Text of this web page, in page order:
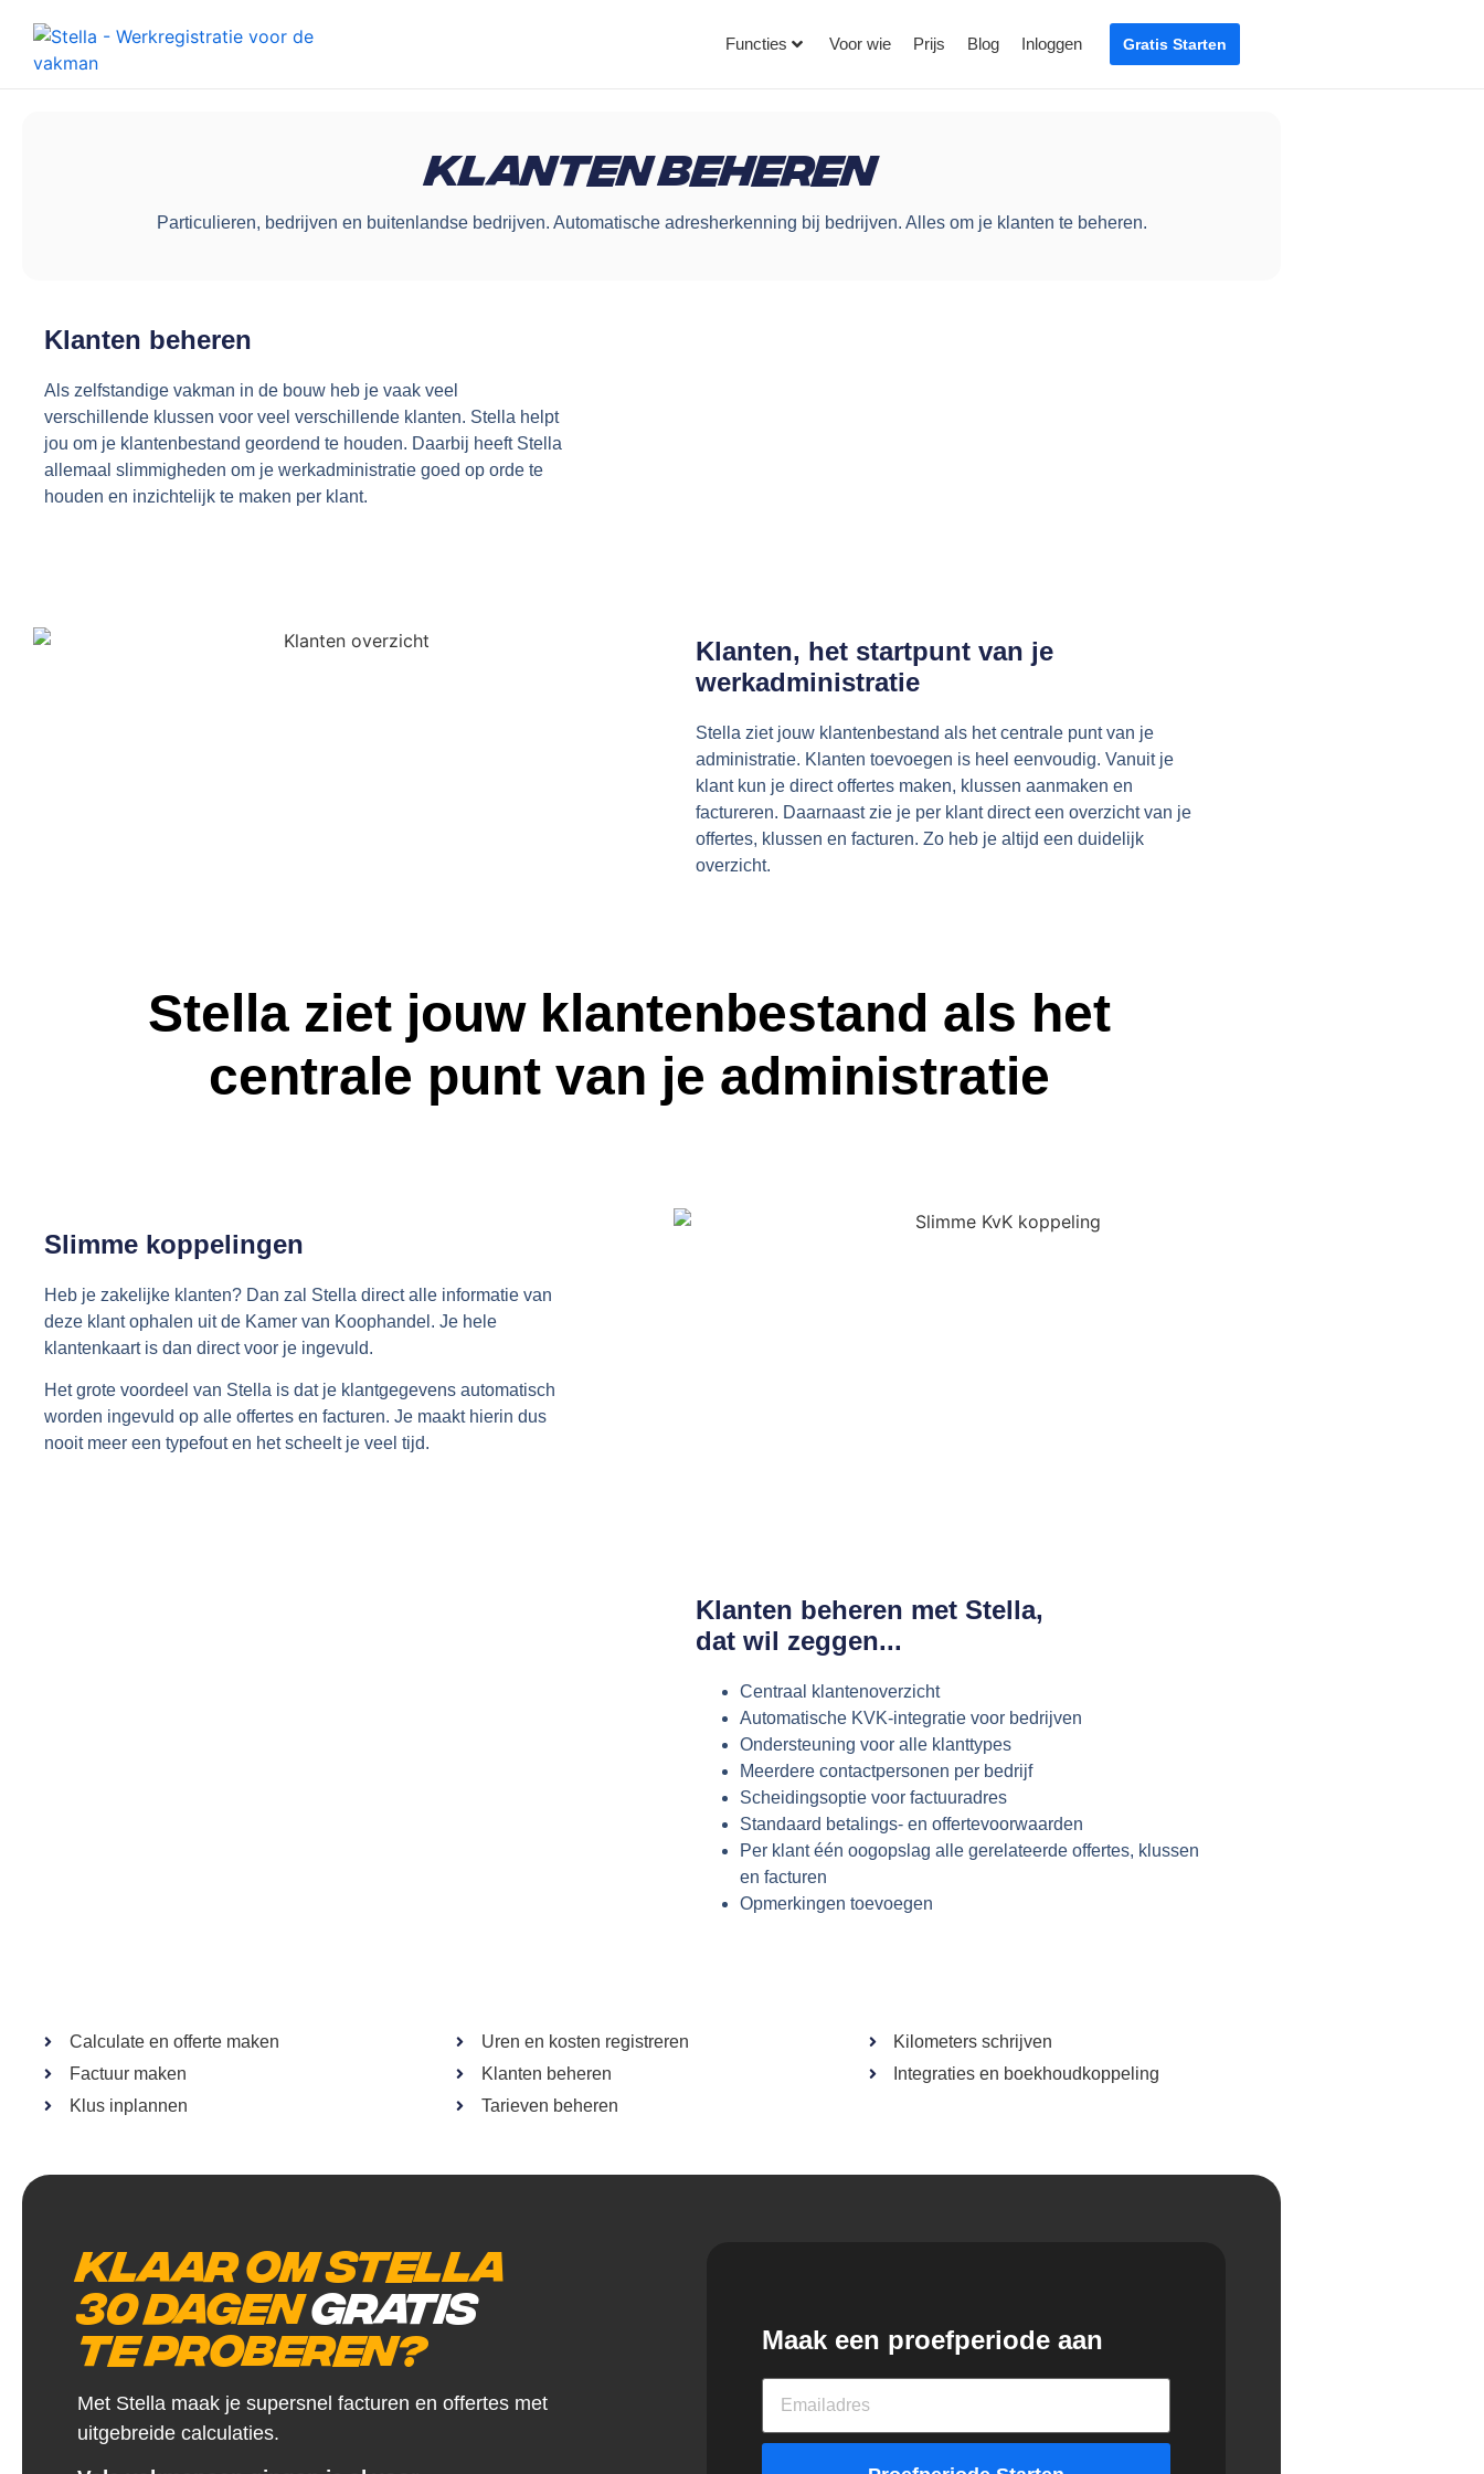
Functies Voor wie Prijs Blog Inloggen Gratis Starten
Klanten beheren
Particulieren, bedrijven en buitenlandse bedrijven. Automatische adresherkenning bij bedrijven. Alles om je klanten te beheren.
Klanten beheren
Als zelfstandige vakman in de bouw heb je vaak veel
verschillende klussen voor veel verschillende klanten. Stella helpt
jou om je klantenbestand geordend te houden. Daarbij heeft Stella
allemaal slimmigheden om je werkadministratie goed op orde te
houden en inzichtelijk te maken per klant.
Klanten, het startpunt van je
werkadministratie
Stella ziet jouw klantenbestand als het centrale punt van je
administratie. Klanten toevoegen is heel eenvoudig. Vanuit je
klant kun je direct offertes maken, klussen aanmaken en
factureren. Daarnaast zie je per klant direct een overzicht van je
offertes, klussen en facturen. Zo heb je altijd een duidelijk
overzicht.
Stella ziet jouw klantenbestand als het
centrale punt van je administratie
Slimme koppelingen
Heb je zakelijke klanten? Dan zal Stella direct alle informatie van
deze klant ophalen uit de Kamer van Koophandel. Je hele
klantenkaart is dan direct voor je ingevuld.
Het grote voordeel van Stella is dat je klantgegevens automatisch
worden ingevuld op alle offertes en facturen. Je maakt hierin dus
nooit meer een typefout en het scheelt je veel tijd.
Klanten beheren met Stella,
dat wil zeggen...
Centraal klantenoverzicht
Automatische KVK-integratie voor bedrijven
Ondersteuning voor alle klanttypes
Meerdere contactpersonen per bedrijf
Scheidingsoptie voor factuuradres
Standaard betalings- en offertevoorwaarden
Per klant één oogopslag alle gerelateerde offertes, klussen
en facturen
Opmerkingen toevoegen
Calculate en offerte maken
Factuur maken
Klus inplannen
Uren en kosten registreren
Klanten beheren
Tarieven beheren
Kilometers schrijven
Integraties en boekhoudkoppeling
Klaar om Stella
30 dagengratis
te proberen?
Met Stella maak je supersnel facturen en offertes met
uitgebreide calculaties.
Maak een proefperiode aan